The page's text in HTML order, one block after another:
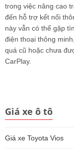
trong việc nâng cao
đến hỗ trợ kết nối
này vẫn có thể gặp
điện thoại thông
quá cũ hoặc chưa
CarPlay.
Giá xe ô tô
Giá xe Toyota Vios